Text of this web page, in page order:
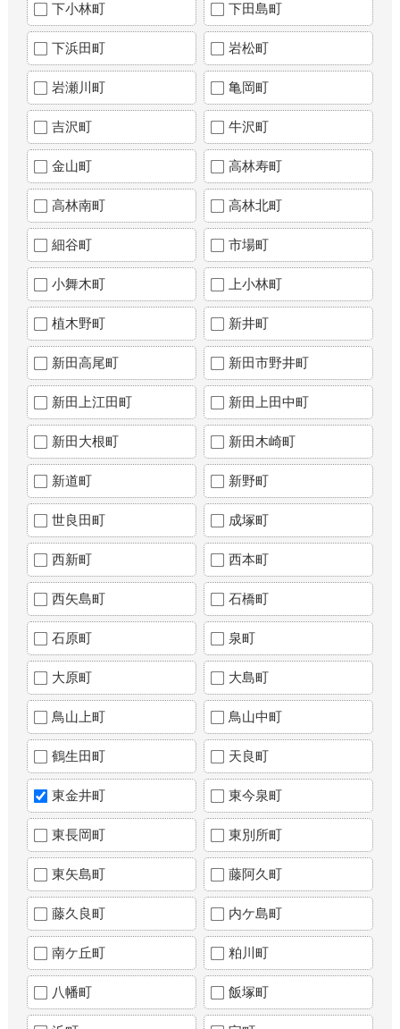
下小林町 下田島町
下浜田町 岩松町
岩瀬川町 亀岡町
吉沢町 牛沢町
金山町 高林寿町
高林南町 高林北町
細谷町 市場町
小舞木町 上小林町
植木野町 新井町
新田高尾町 新田市野井町
新田上江田町 新田上田中町
新田大根町 新田木崎町
新道町 新野町
世良田町 成塚町
西新町 西本町
西矢島町 石橋町
石原町 泉町
大原町 大島町
鳥山上町 鳥山中町
鶴生田町 天良町
東金井町 東今泉町
東長岡町 東別所町
東矢島町 藤阿久町
藤久良町 内ケ島町
南ケ丘町 粕川町
八幡町 飯塚町